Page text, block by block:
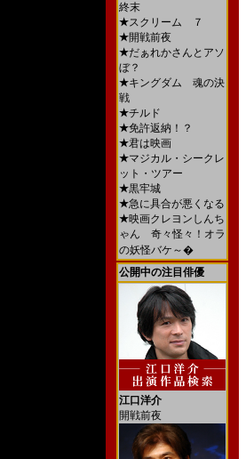
終末
★スクリーム ７
★開戦前夜
★だぁれかさんとアソ
ぼ？
★キングダム 魂の決
戦
★チルド
★免許返納！？
★君は映画
★マジカル・シークレ
ット・ツアー
★黒牢城
★急に具合が悪くなる
★映画クレヨンしんち
ゃん 奇々怪々！オラ
の妖怪バケ～�
公開中の注目俳優
江口洋介
開戦前夜